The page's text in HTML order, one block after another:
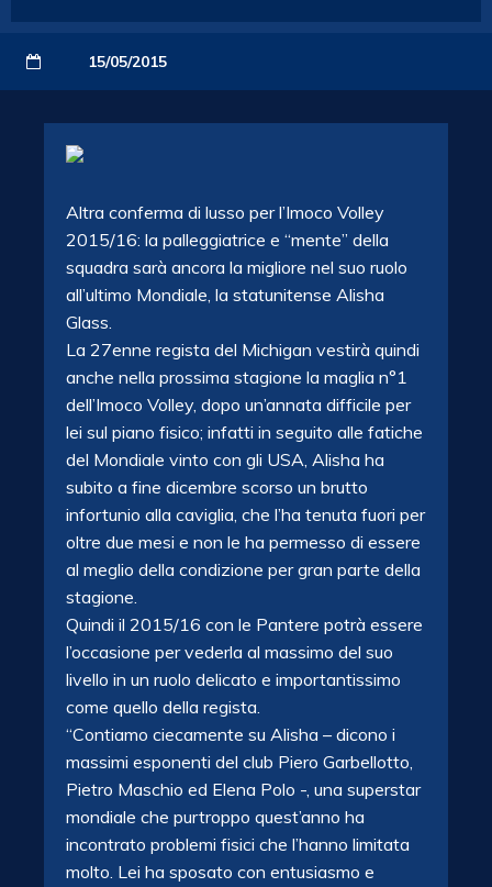
15/05/2015
Altra conferma di lusso per l’Imoco Volley
2015/16: la palleggiatrice e “mente” della
squadra sarà ancora la migliore nel suo ruolo
all’ultimo Mondiale, la statunitense Alisha
Glass.
La 27enne regista del Michigan vestirà quindi
anche nella prossima stagione la maglia n°1
dell’Imoco Volley, dopo un’annata difficile per
lei sul piano fisico; infatti in seguito alle fatiche
del Mondiale vinto con gli USA, Alisha ha
subito a fine dicembre scorso un brutto
infortunio alla caviglia, che l’ha tenuta fuori per
oltre due mesi e non le ha permesso di essere
al meglio della condizione per gran parte della
stagione.
Quindi il 2015/16 con le Pantere potrà essere
l’occasione per vederla al massimo del suo
livello in un ruolo delicato e importantissimo
come quello della regista.
“Contiamo ciecamente su Alisha – dicono i
massimi esponenti del club Piero Garbellotto,
Pietro Maschio ed Elena Polo -, una superstar
mondiale che purtroppo quest’anno ha
incontrato problemi fisici che l’hanno limitata
molto. Lei ha sposato con entusiasmo e